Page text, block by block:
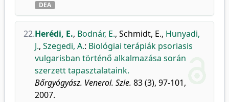
DEA
22.Herédi, E., Bodnár, E., Schmidt, E., Hunyadi,
J., Szegedi, A.: Biológiai terápiák psoriasis
vulgarisban történő alkalmazása során
szerzett tapasztalataink.
Bőrgyógyász. Venerol. Szle. 83 (3), 97-101,
2007.